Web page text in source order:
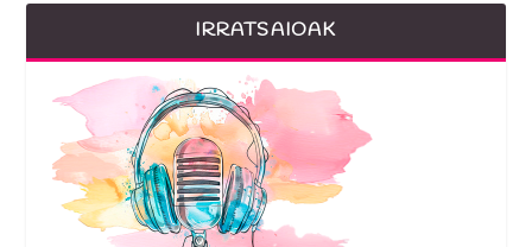
IRRATSAIOAK